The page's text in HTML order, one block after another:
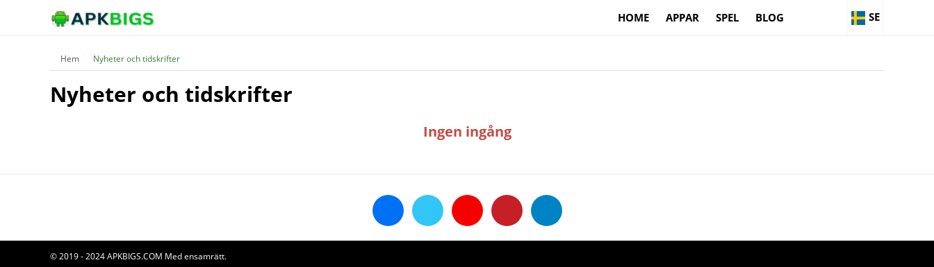
HOME APPAR SPEL BLOG SE
Hem Nyheter och tidskrifter
Nyheter och tidskrifter
Ingen ingång
© 2019 - 2024 APKBIGS.COM Med ensamrätt.